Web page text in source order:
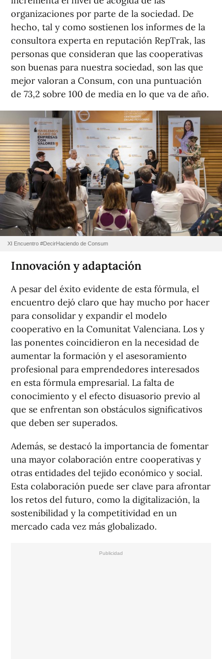
organizaciones por parte de la sociedad. De
hecho, tal y como sostienen los informes de la
consultora experta en reputación RepTrak, las
personas que consideran que las cooperativas
son buenas para nuestra sociedad, son las que
mejor valoran a Consum, con una puntuación
de 73,2 sobre 100 de media en lo que va de año.
XI Encuentro #DecirHaciendo de Consum
Innovación y adaptación
A pesar del éxito evidente de esta fórmula, el
encuentro dejó claro que hay mucho por hacer
para consolidar y expandir el modelo
cooperativo en la Comunitat Valenciana. Los y
las ponentes coincidieron en la necesidad de
aumentar la formación y el asesoramiento
profesional para emprendedores interesados
en esta fórmula empresarial. La falta de
conocimiento y el efecto disuasorio previo al
que se enfrentan son obstáculos significativos
que deben ser superados.
Además, se destacó la importancia de fomentar
una mayor colaboración entre cooperativas y
otras entidades del tejido económico y social.
Esta colaboración puede ser clave para afrontar
los retos del futuro, como la digitalización, la
sostenibilidad y la competitividad en un
mercado cada vez más globalizado.